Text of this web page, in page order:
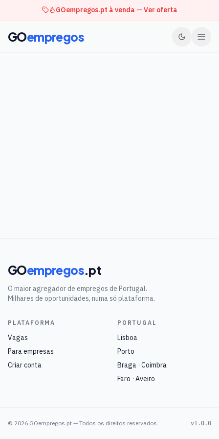
GOempregos.pt à venda — Ver oferta
GOempregos
GOempregos.pt
O maior agregador de empregos de Portugal.
Milhares de oportunidades, numa só plataforma.
PLATAFORMA
Vagas
Para empresas
Criar conta
PORTUGAL
Lisboa
Porto
Braga · Coimbra
Faro · Aveiro
© 2026 GOempregos.pt — Todos os direitos reservados. v1.0.0